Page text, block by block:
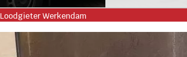
Loodgieter Werkendam